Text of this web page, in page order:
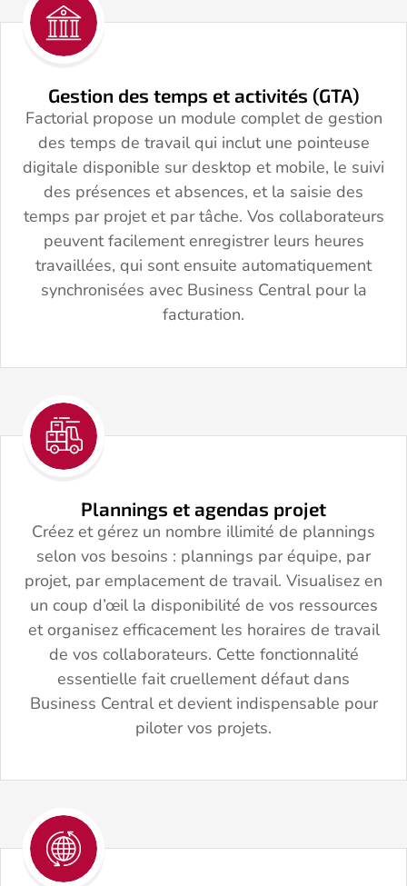
Gestion des temps et activités (GTA)
Factorial propose un module complet de gestion
des temps de travail qui inclut une pointeuse
digitale disponible sur desktop et mobile, le suivi
des présences et absences, et la saisie des
temps par projet et par tâche. Vos collaborateurs
peuvent facilement enregistrer leurs heures
travaillées, qui sont ensuite automatiquement
synchronisées avec Business Central pour la
facturation.
Plannings et agendas projet
Créez et gérez un nombre illimité de plannings
selon vos besoins : plannings par équipe, par
projet, par emplacement de travail. Visualisez en
un coup d’œil la disponibilité de vos ressources
et organisez efficacement les horaires de travail
de vos collaborateurs. Cette fonctionnalité
essentielle fait cruellement défaut dans
Business Central et devient indispensable pour
piloter vos projets.